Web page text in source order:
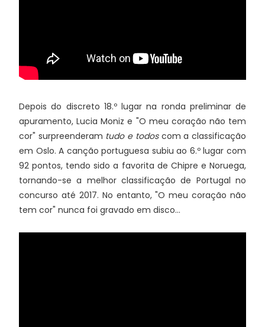
Depois do discreto 18.º lugar na ronda preliminar de
apuramento, Lucia Moniz e "O meu coração não tem
cor" surpreenderam tudo e todos com a classificação
em Oslo. A canção portuguesa subiu ao 6.º lugar com
92 pontos, tendo sido a favorita de Chipre e Noruega,
tornando-se a melhor classificação de Portugal no
concurso até 2017. No entanto, "O meu coração não
tem cor" nunca foi gravado em disco...